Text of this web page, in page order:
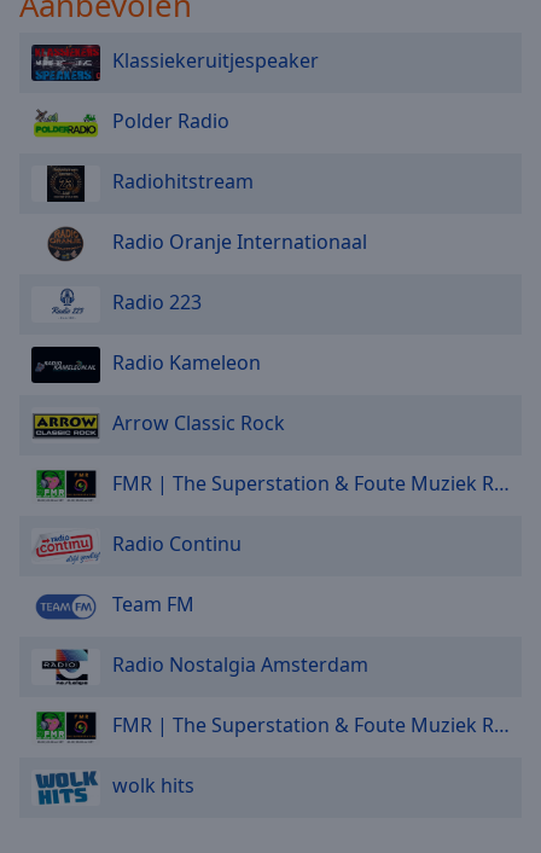
Klassiekeruitjespeaker
Polder Radio
Radiohitstream
Radio Oranje Internationaal
Radio 223
Radio Kameleon
Arrow Classic Rock
FMR | The Superstation & Foute Muziek Radio
Radio Continu
Team FM
Radio Nostalgia Amsterdam
FMR | The Superstation & Foute Muziek Radio
wolk hits